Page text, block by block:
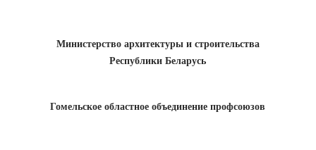
Министерство архитектуры и строительства
Республики Беларусь
Гомельское областное объединение профсоюзов